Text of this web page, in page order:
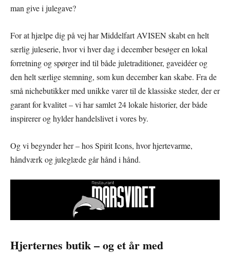
man give i julegave?
For at hjælpe dig på vej har Middelfart AVISEN skabt en helt
særlig juleserie, hvor vi hver dag i december besøger en lokal
forretning og spørger ind til både juletraditioner, gaveidéer og
den helt særlige stemning, som kun december kan skabe. Fra de
små nichebutikker med unikke varer til de klassiske steder, der er
garant for kvalitet – vi har samlet 24 lokale historier, der både
inspirerer og hylder handelslivet i vores by.
Og vi begynder her – hos Spirit Icons, hvor hjertevarme,
håndværk og juleglæde går hånd i hånd.
Hjerternes butik – og et år med